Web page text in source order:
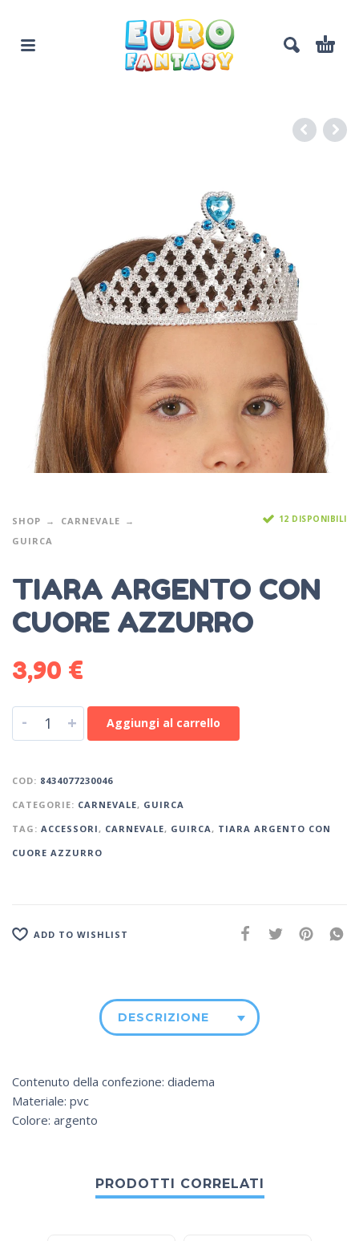
SHOP
CARNEVALE
GUIRCA
12 DISPONIBILI
TIARA ARGENTO CON
CUORE AZZURRO
3,90 €
- + Aggiungi al carrello
COD: 8434077230046
CATEGORIE: CARNEVALE, GUIRCA
TAG: ACCESSORI , CARNEVALE, GUIRCA , TIARA ARGENTO CON
CUORE AZZURRO
ADD TO WISHLIST
DESCRIZIONE
Contenuto della confezione: diadema
Materiale: pvc
Colore: argento
PRODOTTI CORRELATI